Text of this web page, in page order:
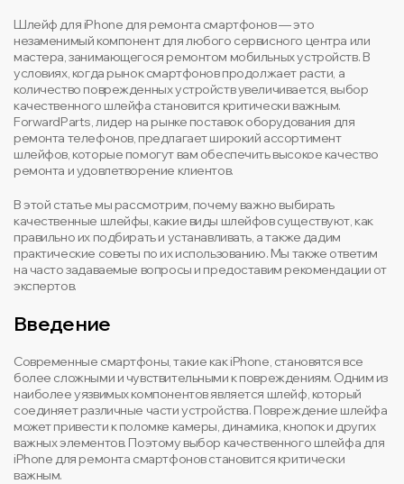
Шлейф для iPhone для ремонта смартфонов — это
незаменимый компонент для любого сервисного центра или
мастера, занимающегося ремонтом мобильных устройств. В
условиях, когда рынок смартфонов продолжает расти, а
количество поврежденных устройств увеличивается, выбор
качественного шлейфа становится критически важным.
ForwardParts, лидер на рынке поставок оборудования для
ремонта телефонов, предлагает широкий ассортимент
шлейфов, которые помогут вам обеспечить высокое качество
ремонта и удовлетворение клиентов.
В этой статье мы рассмотрим, почему важно выбирать
качественные шлейфы, какие виды шлейфов существуют, как
правильно их подбирать и устанавливать, а также дадим
практические советы по их использованию. Мы также ответим
на часто задаваемые вопросы и предоставим рекомендации от
экспертов.
Введение
Современные смартфоны, такие как iPhone, становятся все
более сложными и чувствительными к повреждениям. Одним из
наиболее уязвимых компонентов является шлейф, который
соединяет различные части устройства. Повреждение шлейфа
может привести к поломке камеры, динамика, кнопок и других
важных элементов. Поэтому выбор качественного шлейфа для
iPhone для ремонта смартфонов становится критически
важным.